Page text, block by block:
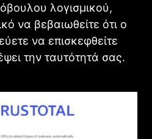
λογισμικού,
να βεβαιωθείτε ότι ο
να επισκεφθείτε
την ταυτότητά σας.